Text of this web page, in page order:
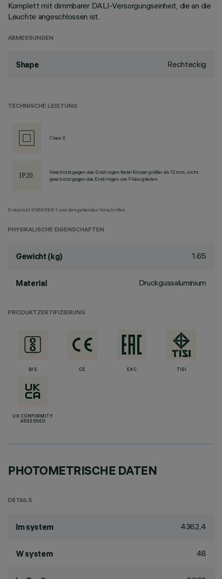
Komplett mit dimmbarer DALI-Versorgungseinheit, die an die
Leuchte angeschlossen ist.
ABMESSUNGEN
Shape Rechteckig
TECHNISCHE LEISTUNG
Class II
Geschützt gegen das Eindringen fester Körper größer als 12 mm, nicht
geschützt gegen das Eindringen von Flüssigkeiten.
Entspricht EN60598-1 und den geltenden Vorschriften.
PHYSIKALISCHE EIGENSCHAFTEN
Gewicht (kg) 1.65
Material Druckgussaluminium
PRODUKTZERTIFIZIERUNG
BIS CE EAC TISI
UK CONFORMITY
ASSESSED
PHOTOMETRISCHE DATEN
DETAILS
lm system 4362.4
W system 48